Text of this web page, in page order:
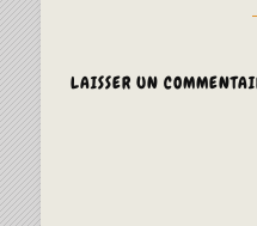
LAISSER UN